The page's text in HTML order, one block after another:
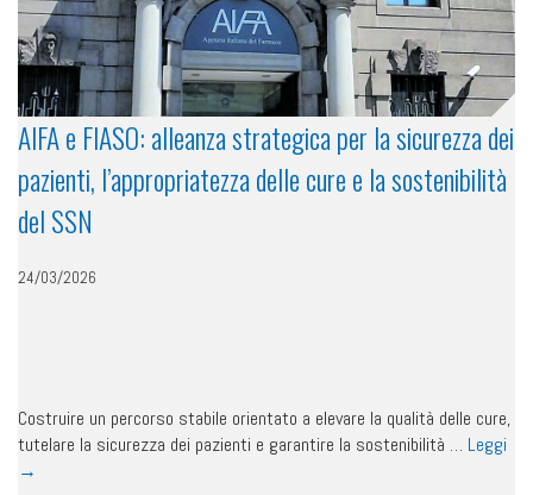
AIFA e FIASO: alleanza strategica per la sicurezza dei
pazienti, l’appropriatezza delle cure e la sostenibilità
del SSN
24/03/2026
Costruire un percorso stabile orientato a elevare la qualità delle cure,
tutelare la sicurezza dei pazienti e garantire la sostenibilità … Leggi
→